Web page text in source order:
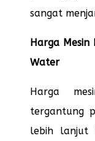
sangat
Harga
Water
Harga
tergantung
lebih lanjut